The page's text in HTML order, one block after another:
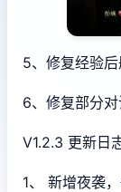
5、修复经验
6、修复部分
V1.2.3 更新日
1、 新增夜袭